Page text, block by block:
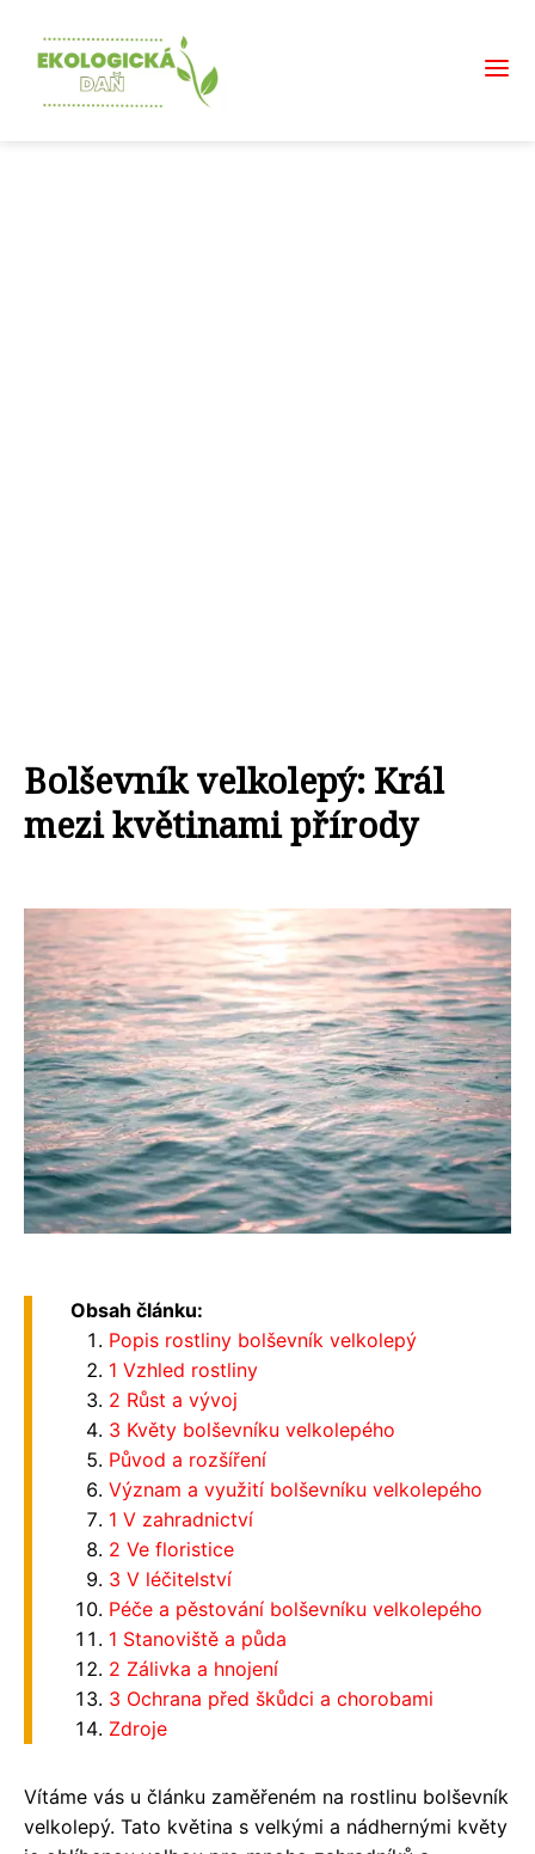
Bolševník velkolepý: Král
mezi květinami přírody
Obsah článku:
Popis rostliny bolševník velkolepý
1 Vzhled rostliny
2 Růst a vývoj
3 Květy bolševníku velkolepého
Původ a rozšíření
Význam a využití bolševníku velkolepého
1 V zahradnictví
2 Ve floristice
3 V léčitelství
Péče a pěstování bolševníku velkolepého
1 Stanoviště a půda
2 Zálivka a hnojení
3 Ochrana před škůdci a chorobami
Zdroje
Vítáme vás u článku zaměřeném na rostlinu bolševník
velkolepý. Tato květina s velkými a nádhernými květy